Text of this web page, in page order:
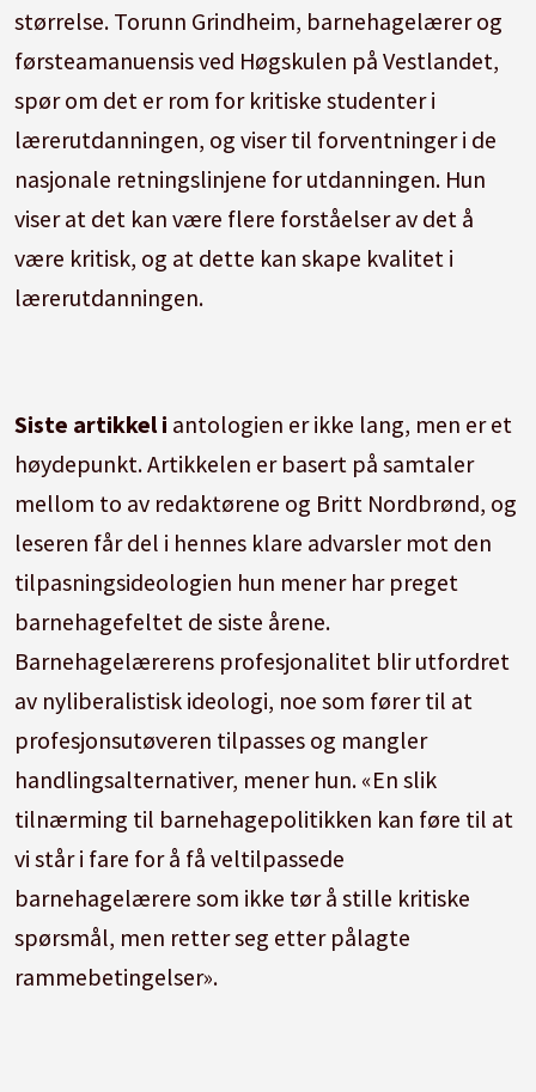
størrelse. Torunn Grindheim, barnehagelærer og
førsteamanuensis ved Høgskulen på Vestlandet,
spør om det er rom for kritiske studenter i
lærerutdanningen, og viser til forventninger i de
nasjonale retningslinjene for utdanningen. Hun
viser at det kan være flere forståelser av det å
være kritisk, og at dette kan skape kvalitet i
lærerutdanningen.
Siste artikkel i antologien er ikke lang, men er et
høydepunkt. Artikkelen er basert på samtaler
mellom to av redaktørene og Britt Nordbrønd, og
leseren får del i hennes klare advarsler mot den
tilpasningsideologien hun mener har preget
barnehagefeltet de siste årene.
Barnehagelærerens profesjonalitet blir utfordret
av nyliberalistisk ideologi, noe som fører til at
profesjonsutøveren tilpasses og mangler
handlingsalternativer, mener hun. «En slik
tilnærming til barnehagepolitikken kan føre til at
vi står i fare for å få veltilpassede
barnehagelærere som ikke tør å stille kritiske
spørsmål, men retter seg etter pålagte
rammebetingelser».